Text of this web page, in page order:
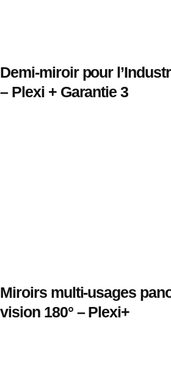
Demi-miroir pour
– Plexi + Garantie 3
Miroirs multi-usages
vision 180° – Plexi+